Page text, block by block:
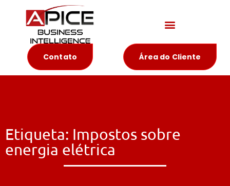
Contato Área do Cliente
Etiqueta: Impostos sobre
energia elétrica